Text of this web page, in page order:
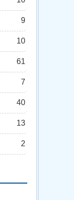
9
10
61
7
40
13
2